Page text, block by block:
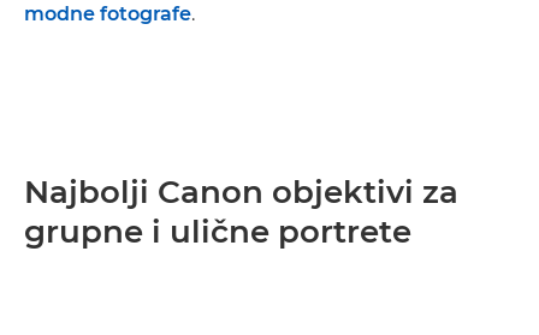
modne fotografe.
Najbolji Canon objektivi za
grupne i ulične portrete